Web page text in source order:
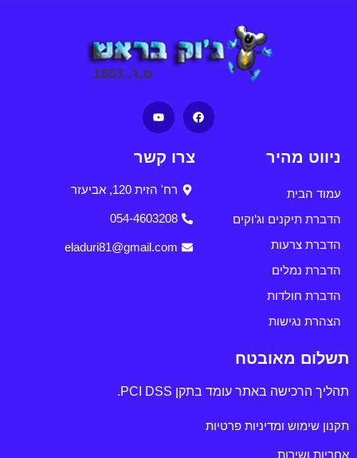
ניווט מהיר
עמוד הבית
הדברת תיקנים וג'וקים
הדברת צרעות
הדברת נמלים
הדברת חולדות
הצהרת נגישות
צרו קשר
רח' הזית 120, אביעזר
054-4603208
eladuri81@gmail.com
תשלום מאובטח
תהליך הרכישה באתר עומד בתקן PCI DSS.
תקנון שימוש ומדיניות פרטיות
אחריות ושירות